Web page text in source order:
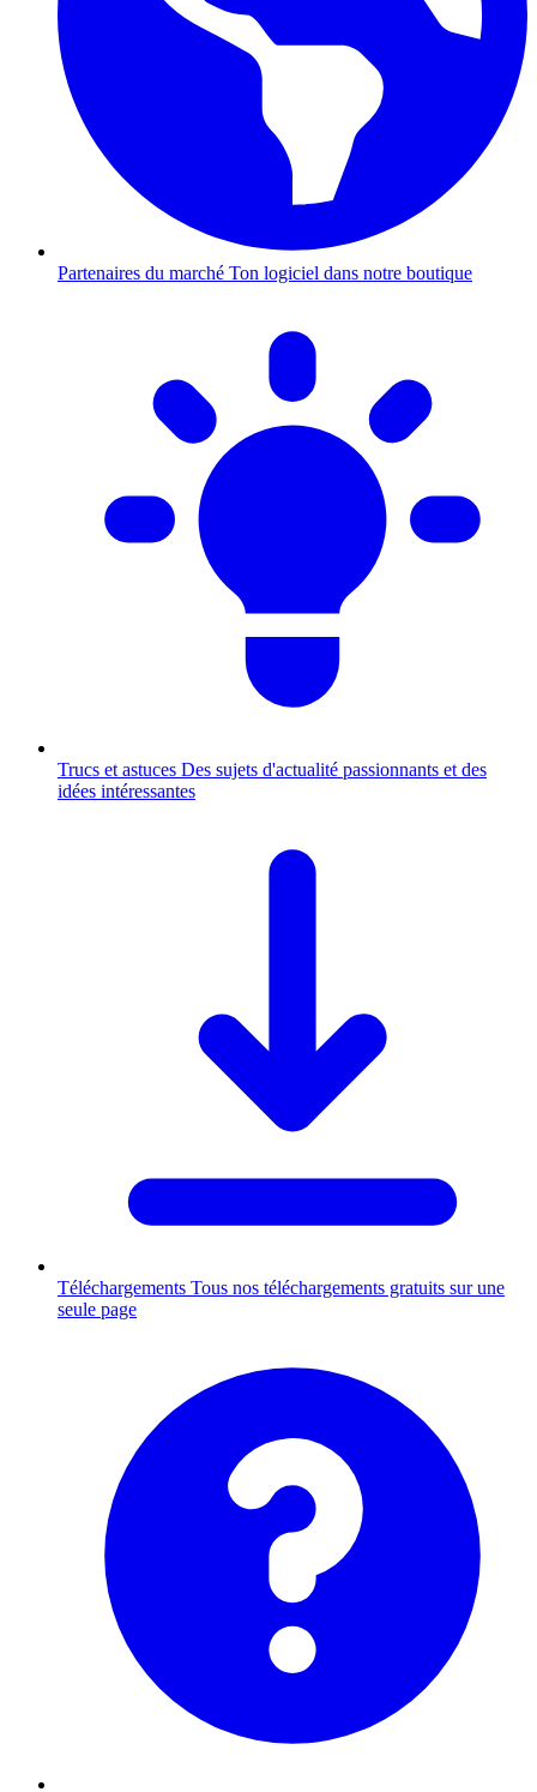
Partenaires du marché Ton logiciel dans notre boutique
Trucs et astuces Des sujets d'actualité passionnants et des
idées intéressantes
Téléchargements Tous nos téléchargements gratuits sur une
seule page